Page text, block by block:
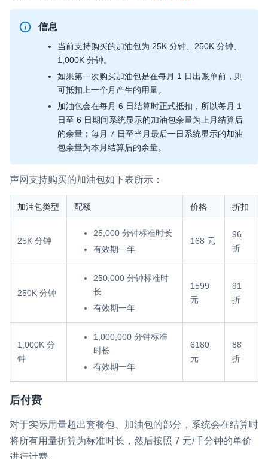
信息
当前支持购买的加油包为 25K 分钟、250K 分钟、
1,000K 分钟。
如果第一次购买加油包是在每月 1 日出账单前，则
可抵扣上一个月产生的用量。
加油包会在每月 6 日结算时正式抵扣，所以每月 1
日至 6 日期间系统显示的加油包余量为上月结算后
的余量；每月 7 日至当月最后一日系统显示的加油
包余量为本月结算后的余量。
声网支持购买的加油包如下表所示：
加油包类型 配额 价格 折扣
25K 分钟
25,000 分钟标准时长
有效期一年
168 元
96
折
250K 分钟
250,000 分钟标准时
长
有效期一年
1599
元
91
折
1,000K 分
钟
1,000,000 分钟标准
时长
有效期一年
6180
元
88
折
后付费
对于实际用量超出套餐包、加油包的部分，系统会在结算时
将所有用量折算为标准时长，然后按照 7 元/千分钟的单价